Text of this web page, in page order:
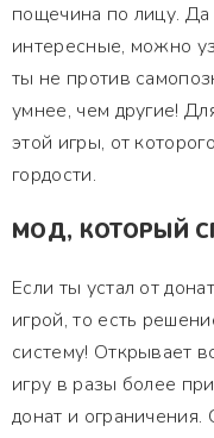
пощечина по лицу.
интересные, можно
ты не против
умнее, чем другие!
этой игры, от
гордости.
МОД, КОТОРЫЙ
Если ты устал от
игрой, то есть
систему! Открывает
игру в разы более
донат и